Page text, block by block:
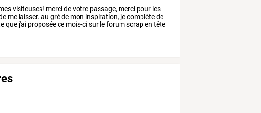
visiteuses! mercidevotre passage, merci pour les
me laisser. au gréde mon inspiration, jecomplètede
que j'ai proposéece mois-cisur leforumscrapen tête